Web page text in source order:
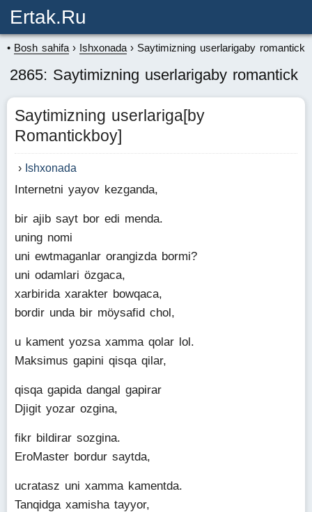
Ertak.ru
Bosh sahifa Ishxonada Saytimizning userlarigaby romantick
2865: Saytimizning userlarigaby romantick
Saytimizning userlariga[by
Romantickboy]
Ishxonada
Internetni yayov kezganda,
bir ajib sayt bor edi menda.
uning nomi
uni ewtmaganlar orangizda bormi?
uni odamlari özgaca,
xarbirida xarakter bowqaca,
bordir unda bir möysafid chol,
u kament yozsa xamma qolar lol.
Maksimus gapini qisqa qilar,
qisqa gapida dangal gapirar
Djigit yozar ozgina,
fikr bildirar sozgina.
EroMaster bordur saytda,
ucratasz uni xamma kamentda.
Tanqidga xamisha tayyor,